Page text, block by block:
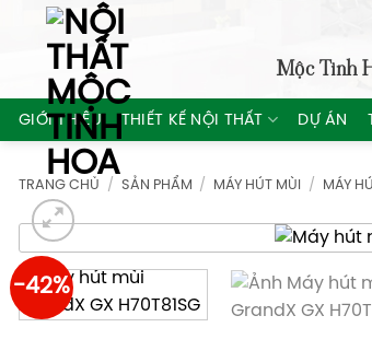
content
Mộc Tinh
GIỚI THIỆU THIẾT KẾ NỘI THẤT DỰ ÁN
TRANG CHỦ / SẢN PHẨM / MÁY HÚT MÙI / MÁY
-42%